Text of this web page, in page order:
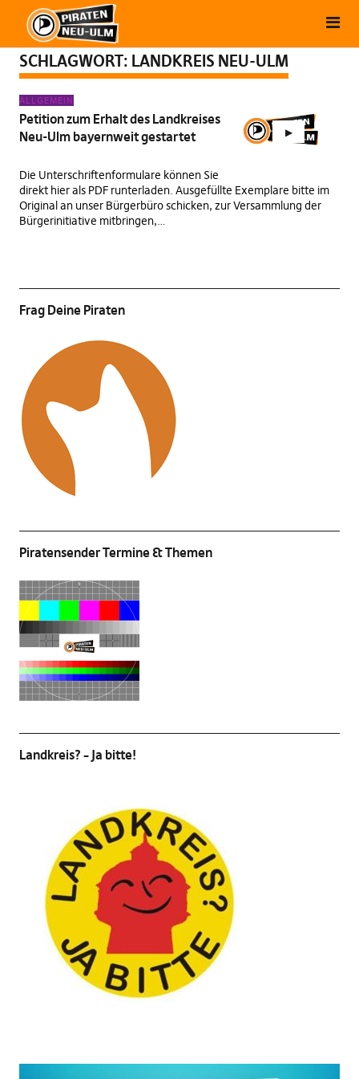
SCHLAGWORT: LANDKREIS NEU-ULM
ALLGEMEIN
Petition zum Erhalt des Landkreises
Neu-Ulm bayernweit gestartet
Die Unterschriftenformulare können Sie
direkt hier als PDF runterladen. Ausgefüllte Exemplare bitte im
Original an unser Bürgerbüro schicken, zur Versammlung der
Bürgerinitiative mitbringen,…
Frag Deine Piraten
Piratensender Termine & Themen
Landkreis? – Ja bitte!